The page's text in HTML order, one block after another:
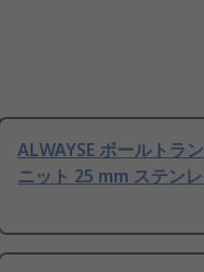
ALWAYSE ボールトラ
ニット 25 mm ステン